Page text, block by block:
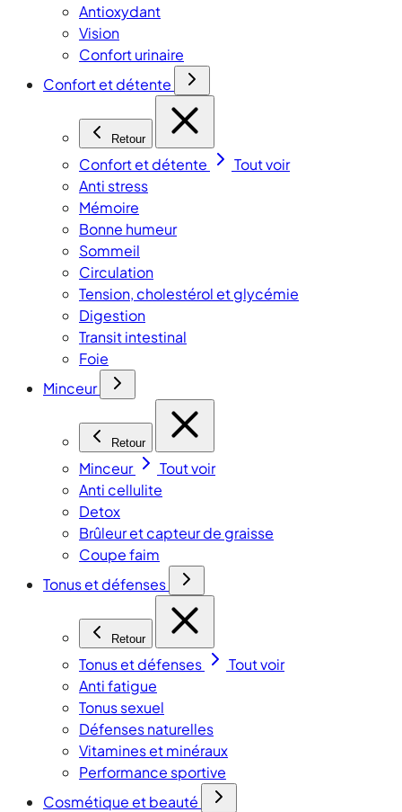
Antioxydant
Vision
Confort urinaire
Confort et détente
Retour
Confort et détente
Tout voir
Anti stress
Mémoire
Bonne humeur
Sommeil
Circulation
Tension, cholestérol et glycémie
Digestion
Transit intestinal
Foie
Minceur
Retour
Minceur
Tout voir
Anti cellulite
Detox
Brûleur et capteur de graisse
Coupe faim
Tonus et défenses
Retour
Tonus et défenses
Tout voir
Anti fatigue
Tonus sexuel
Défenses naturelles
Vitamines et minéraux
Performance sportive
Cosmétique et beauté